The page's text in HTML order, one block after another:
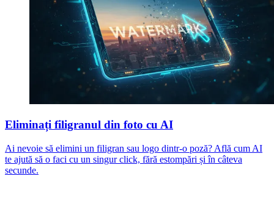
Eliminați filigranul din foto cu AI
Ai nevoie să elimini un filigran sau logo dintr-o poză? Află cum AI
te ajută să o faci cu un singur click, fără estompări și în câteva
secunde.